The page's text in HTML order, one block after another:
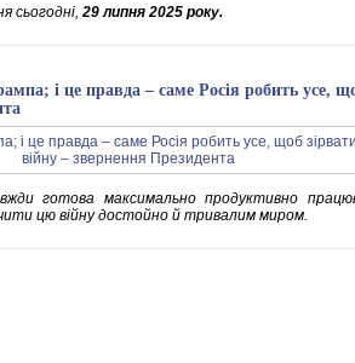
сьогодні,29 липня 2025 року.
і це правда – саме Росія робить усе,
готова максимально продуктивно
цю війну достойно й тривалим миром.